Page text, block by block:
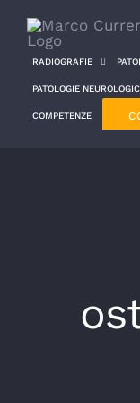
contenuto
RADIOGRAFIE
PATOLOGIE
COMPETENZE